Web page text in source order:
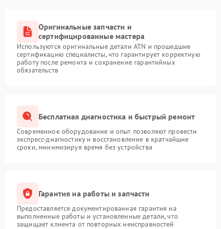
Оригинальные запчасти и
сертифицированные мастера
Используются оригинальные детали ATN и прошедшие
сертификацию специалисты, что гарантирует корректную
работу после ремонта и сохранение гарантийных
обязательств
Бесплатная диагностика и быстрый ремонт
Современное оборудование и опыт позволяют провести
экспресс-диагностику и восстановление в кратчайшие
сроки, минимизируя время без устройства
Гарантия на работы и запчасти
Предоставляется документированная гарантия на
выполненные работы и установленные детали, что
защищает клиента от повторных неисправностей